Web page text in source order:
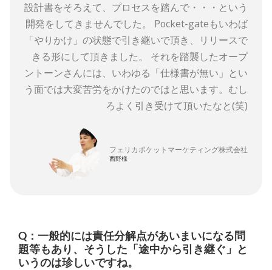
設計書をそろえて、プロセスを踏んで・・・という
開発をしてきませんでした。 Pocket-gateもいわば
「やりかけ」の状態で引き継いで頂き、リリースで
きる形にして頂きました。 それを踏襲したオープ
ントーンさんには、いわゆる「仕様書が無い」とい
う面では大変苦労をかけたのではと思います。むし
ろよく引き受けて頂いたなと(笑)
フェリカポケットマーケティング株式会社
西野様
Q：一般的には責任分解点があいまいになる問
題等もあり、そうした「途中から引き継ぐ」と
いうのは珍しいですね。